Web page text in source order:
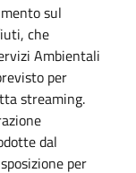
sul
che
Ambientali
per
streaming.
dal
per